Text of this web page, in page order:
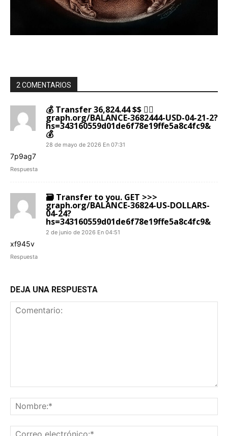
2 COMENTARIOS
💰 Transfer 36,824.44 $$ 👉🏾
graph.org/BALANCE-3682444-USD-04-21-2?
hs=343160559d01de6f78e19ffe5a8c4fc9&
💰
28 de mayo de 2026 En 07:31
7p9ag7
Respuesta
🗃 Transfer to you. GET >>>
graph.org/BALANCE-36824-US-DOLLARS-
04-24?
hs=343160559d01de6f78e19ffe5a8c4fc9&
2 de junio de 2026 En 04:51
xf945v
Respuesta
DEJA UNA RESPUESTA